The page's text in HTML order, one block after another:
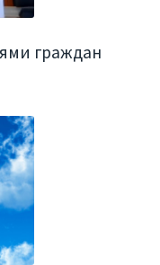
граждан